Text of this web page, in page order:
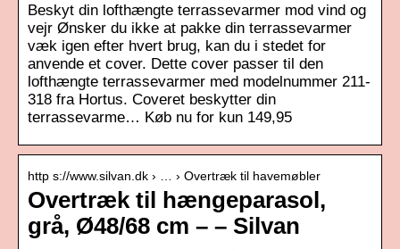
Beskyt din lofthængte terrassevarmer mod vind og
vejr Ønsker du ikke at pakke din terrassevarmer
væk igen efter hvert brug, kan du i stedet for
anvende et cover. Dette cover passer til den
lofthængte terrassevarmer med modelnummer 211-
318 fra Hortus. Coveret beskytter din
terrassevarme… Køb nu for kun 149,95
http s://www.silvan.dk › … › Overtræk til havemøbler
Overtræk til hængeparasol,
grå, Ø48/68 cm – – Silvan